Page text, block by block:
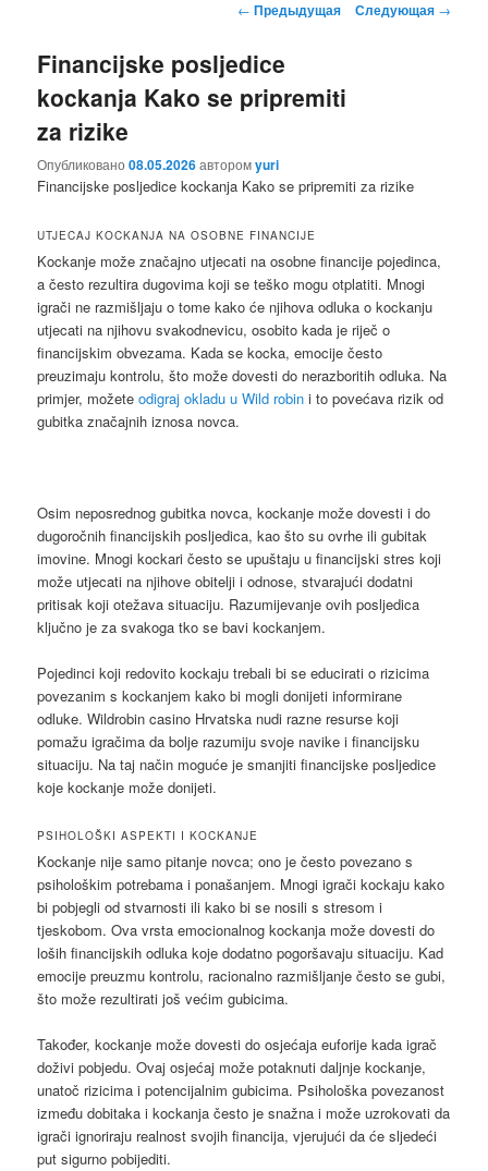
Навигация
записям
← Предыдущая Следующая →
Financijske posljedice
kockanja Kako se pripremiti
za rizike
Опубликовано08.05.2026авторомyuri
Financijske posljedice kockanja Kako se pripremiti za rizike
UTJECAJ KOCKANJA NA OSOBNE FINANCIJE
Kockanje može značajno utjecati na osobne financije pojedinca,
a često rezultira dugovima koji se teško mogu otplatiti. Mnogi
igrači ne razmišljaju o tome kako će njihova odluka o kockanju
utjecati na njihovu svakodnevicu, osobito kada je riječ o
financijskim obvezama. Kada se kocka, emocije često
preuzimaju kontrolu, što može dovesti do nerazboritih odluka. Na
primjer, možeteodigraj okladu u Wild robin i to povećava rizik od
gubitka značajnih iznosa novca.
Osim neposrednog gubitka novca, kockanje može dovesti i do
dugoročnih financijskih posljedica, kao što su ovrhe ili gubitak
imovine. Mnogi kockari često se upuštaju u financijski stres koji
može utjecati na njihove obitelji i odnose, stvarajući dodatni
pritisak koji otežava situaciju. Razumijevanje ovih posljedica
ključno je za svakoga tko se bavi kockanjem.
Pojedinci koji redovito kockaju trebali bi se educirati o rizicima
povezanim s kockanjem kako bi mogli donijeti informirane
odluke. Wildrobin casino Hrvatska nudi razne resurse koji
pomažu igračima da bolje razumiju svoje navike i financijsku
situaciju. Na taj način moguće je smanjiti financijske posljedice
koje kockanje može donijeti.
PSIHOLOŠKI ASPEKTI I KOCKANJE
Kockanje nije samo pitanje novca; ono je često povezano s
psihološkim potrebama i ponašanjem. Mnogi igrači kockaju kako
bi pobjegli od stvarnosti ili kako bi se nosili s stresom i
tjeskobom. Ova vrsta emocionalnog kockanja može dovesti do
loših financijskih odluka koje dodatno pogoršavaju situaciju. Kad
emocije preuzmu kontrolu, racionalno razmišljanje često se gubi,
što može rezultirati još većim gubicima.
Također, kockanje može dovesti do osjećaja euforije kada igrač
doživi pobjedu. Ovaj osjećaj može potaknuti daljnje kockanje,
unatoč rizicima i potencijalnim gubicima. Psihološka povezanost
između dobitaka i kockanja često je snažna i može uzrokovati da
igrači ignoriraju realnost svojih financija, vjerujući da će sljedeći
put sigurno pobijediti.